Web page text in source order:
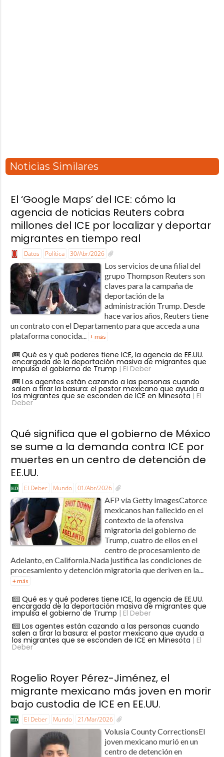
Noticias Similares
El ‘Google Maps’ del ICE: cómo la
agencia de noticias Reuters cobra
millones del ICE por localizar y deportar
migrantes en tiempo real
Datos Política 30/Abr/2026
Los servicios de una filial del
grupo Thompson Reuters son
claves para la campaña de
deportación de la
administración Trump. Desde
hace varios años, Reuters tiene
un contrato con el Departamento para que acceda a una
plataforma conocida... + más
Qué es y qué poderes tiene ICE, la agencia de EE.UU.
encargada de la deportación masiva de migrantes que
impulsa el gobierno de Trump | El Deber
Los agentes están cazando a las personas cuando
salen a tirar la basura: el pastor mexicano que ayuda a
los migrantes que se esconden de ICE en Minesota | El
Deber
Qué significa que el gobierno de México
se sume a la demanda contra ICE por
muertes en un centro de detención de
EE.UU.
El Deber Mundo 01/Abr/2026
AFP vía Getty ImagesCatorce
mexicanos han fallecido en el
contexto de la ofensiva
migratoria del gobierno de
Trump, cuatro de ellos en el
centro de procesamiento de
Adelanto, en California.Nada justifica las condiciones de
procesamiento y detención migratoria que deriven en la...
+ más
Qué es y qué poderes tiene ICE, la agencia de EE.UU.
encargada de la deportación masiva de migrantes que
impulsa el gobierno de Trump | El Deber
Los agentes están cazando a las personas cuando
salen a tirar la basura: el pastor mexicano que ayuda a
los migrantes que se esconden de ICE en Minesota | El
Deber
Rogelio Royer Pérez-Jiménez, el
migrante mexicano más joven en morir
bajo custodia de ICE en EE.UU.
El Deber Mundo 21/Mar/2026
Volusia County CorrectionsEl
joven mexicano murió en un
centro de detención en